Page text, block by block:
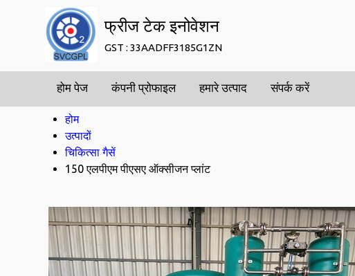
फ्रीज टेक इनोवेशन
GST : 33AADFF3185G1ZN
होम पेज कंपनी प्रोफाइल हमारे उत्पाद संपर्क करें
होम
उत्पादों
चिकित्सा गैसें
150 एलपीएम पीएसए ऑक्सीजन प्लांट